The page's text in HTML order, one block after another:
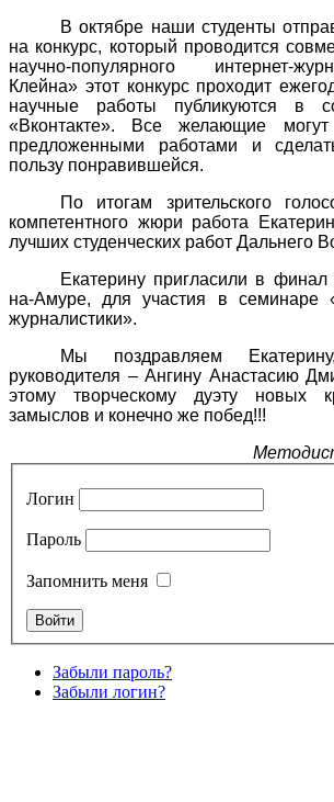
В октябре наши студенты
на конкурс, который проводится
научно-популярного интернет-
Клейна» этот конкурс проходит
научные работы публикуются в
«Вконтакте». Все желающие
предложенными работами и
пользу понравившейся.
По итогам зрительского
компетентного жюри работа
лучших студенческих работ Дальнего
Екатерину пригласили в финал
на-Амуре, для участия в семинаре
журналистики».
Мы поздравляем
руководителя – Ангину Анастасию
этому творческому дуэту новых
замыслов и конечно же побед!!!
Логин
Пароль
Запомнить меня
Забыли пароль?
Забыли логин?